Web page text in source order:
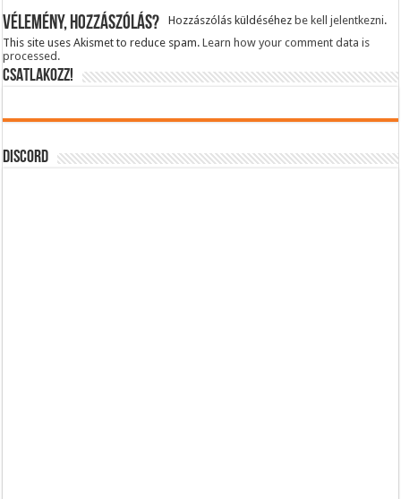
Vélemény, hozzászólás? Hozzászólás küldéséhez be kell jelentkezni.
This site uses Akismet to reduce spam.Learn how your comment data is
processed.
CSATLAKOZZ!
DISCORD